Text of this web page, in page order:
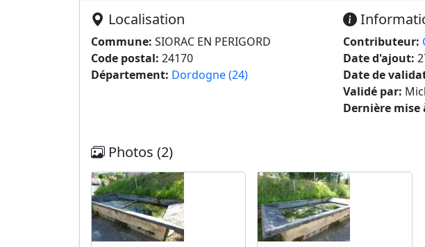
Localisation
Commune: SIORAC EN PERIGORD
Code postal: 24170
Département: Dordogne (24)
Contributeur:
Date d'ajout:
Date de
Validé par:
Dernière mise
Photos (2)